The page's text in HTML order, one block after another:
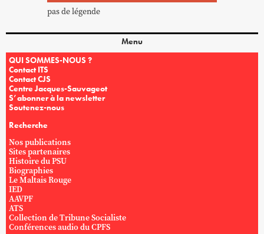
pas de légende
Menu
QUI SOMMES-NOUS ?
Contact ITS
Contact CJS
Centre Jacques-Sauvageot
S’abonner à la newsletter
Soutenez-nous
Recherche
Nos publications
Sites partenaires
Histoire du PSU
Biographies
Le Maltais Rouge
IED
AAVPF
ATS
Collection de Tribune Socialiste
Conférences audio du CPFS